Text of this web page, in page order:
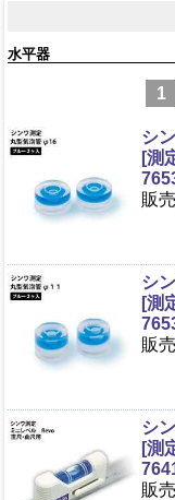
水平器
1
シ
[測
販
シ
[測
販
シ
[測
販